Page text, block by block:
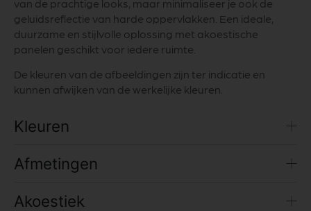
van de prachtige looks, maar minimaliseer je ook de
geluidsreflectie van harde oppervlakken. Een ideale,
duurzame en stijlvolle oplossing met akoestische
panelen geschikt voor iedere ruimte.
De kleuren van de afbeeldingen zijn ter indicatie en
kunnen afwijken van de werkelijke kleuren.
Kleuren
Afmetingen
Akoestiek